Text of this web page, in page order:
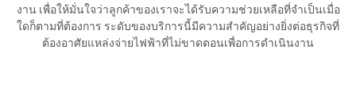
งาน เพื่อให้มั่นใจว่าลูกค้าของเราจะได้รับความช่วยเหลือที่จำเป็นเมื่อ
ใดก็ตามที่ต้องการ ระดับของบริการนี้มีความสำคัญอย่างยิ่งต่อธุรกิจที่
ต้องอาศัยแหล่งจ่ายไฟฟ้าที่ไม่ขาดตอนเพื่อการดำเนินงาน